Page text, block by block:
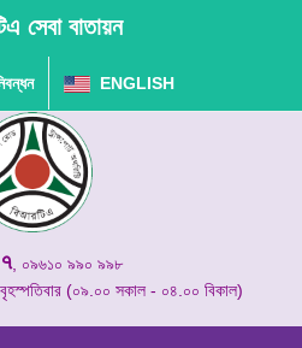
সেবা বাতায়ন
ENGLISH
, ০৯৬১০ ৯৯০ ৯৯৮
(০৯.০০ সকাল - ০৪.০০ বিকাল)